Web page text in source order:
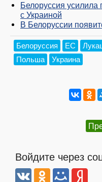
Белоруссия усилила
с Украиной
В Белоруссии
Белоруссия ЕС
Польша
Украина
Войдите через